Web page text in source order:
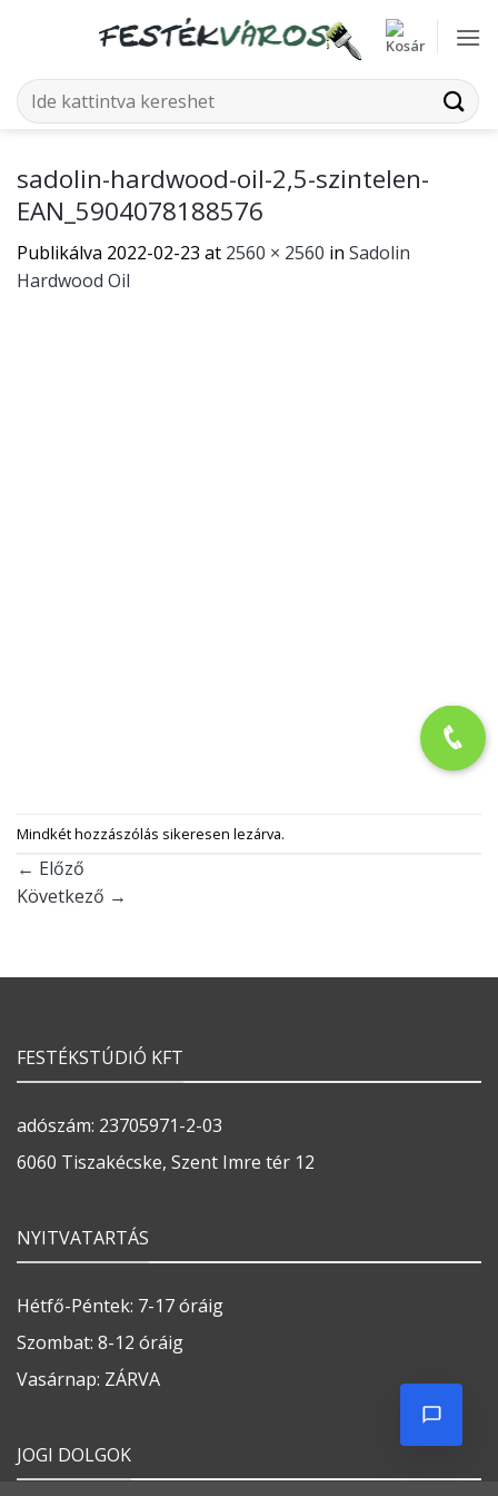
Keresés
a
sadolin-hardwood-oil-2,5-szintelen-
EAN_5904078188576
Publikálva 2022-02-23 at 2560 × 2560 in Sadolin
Hardwood Oil
Mindkét hozzászólás sikeresen lezárva.
← Előző
Következő →
FESTÉKSTÚDIÓ KFT
adószám: 23705971-2-03
6060 Tiszakécske, Szent Imre tér 12
NYITVATARTÁS
Hétfő-Péntek: 7-17 óráig
Szombat: 8-12 óráig
Vasárnap: ZÁRVA
JOGI DOLGOK